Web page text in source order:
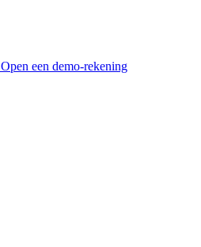
Open een demo-rekening